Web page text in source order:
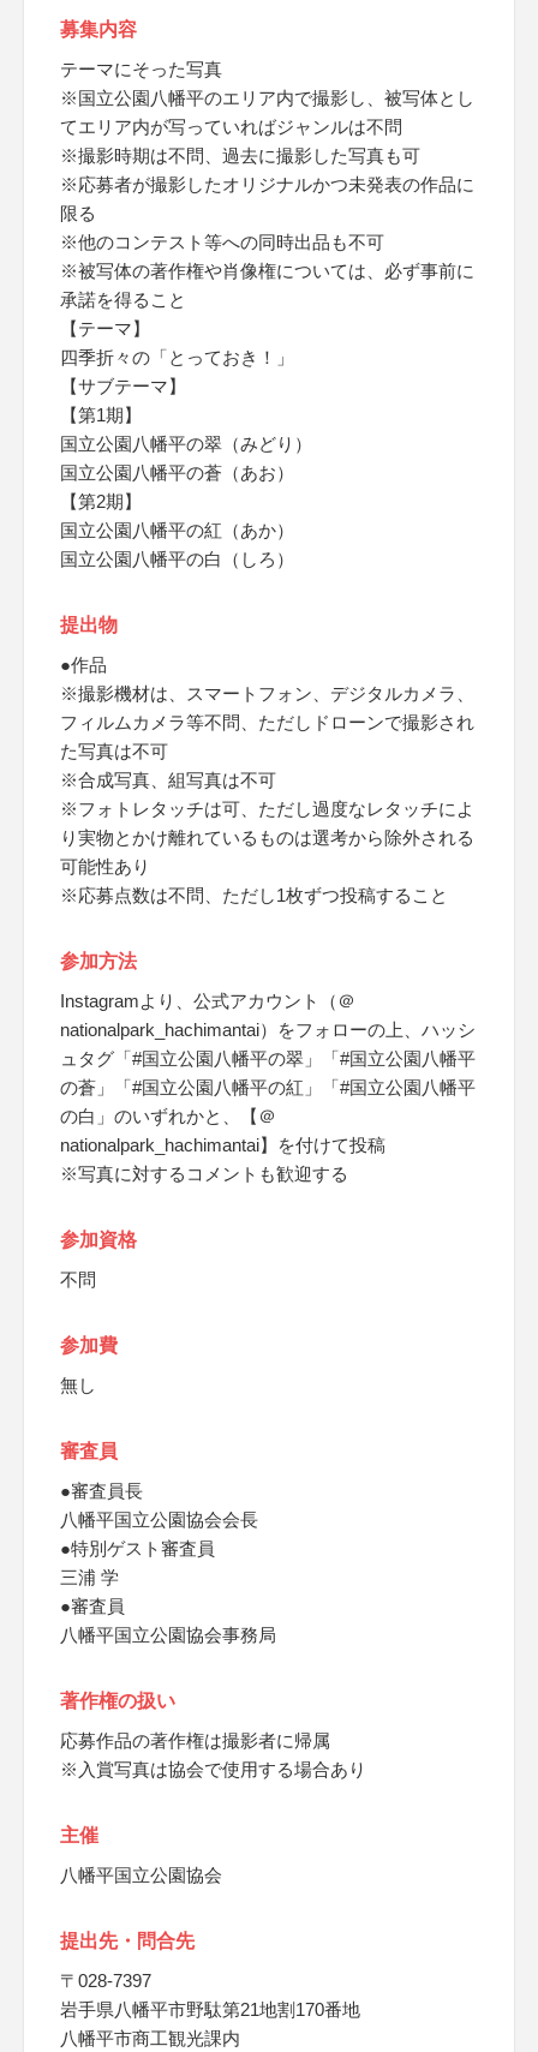
募集内容
テーマにそった写真
※国立公園八幡平のエリア内で撮影し、被写体とし
てエリア内が写っていればジャンルは不問
※撮影時期は不問、過去に撮影した写真も可
※応募者が撮影したオリジナルかつ未発表の作品に
限る
※他のコンテスト等への同時出品も不可
※被写体の著作権や肖像権については、必ず事前に
承諾を得ること
【テーマ】
四季折々の「とっておき！」
【サブテーマ】
【第1期】
国立公園八幡平の翠（みどり）
国立公園八幡平の蒼（あお）
【第2期】
国立公園八幡平の紅（あか）
国立公園八幡平の白（しろ）
提出物
●作品
※撮影機材は、スマートフォン、デジタルカメラ、
フィルムカメラ等不問、ただしドローンで撮影され
た写真は不可
※合成写真、組写真は不可
※フォトレタッチは可、ただし過度なレタッチによ
り実物とかけ離れているものは選考から除外される
可能性あり
※応募点数は不問、ただし1枚ずつ投稿すること
参加方法
Instagramより、公式アカウント（＠
nationalpark_hachimantai）をフォローの上、ハッシ
ュタグ「#国立公園八幡平の翠」「#国立公園八幡平
の蒼」「#国立公園八幡平の紅」「#国立公園八幡平
の白」のいずれかと、【＠
nationalpark_hachimantai】を付けて投稿
※写真に対するコメントも歓迎する
参加資格
不問
参加費
無し
審査員
●審査員長
八幡平国立公園協会会長
●特別ゲスト審査員
三浦 学
●審査員
八幡平国立公園協会事務局
著作権の扱い
応募作品の著作権は撮影者に帰属
※入賞写真は協会で使用する場合あり
主催
八幡平国立公園協会
提出先・問合先
〒028-7397
岩手県八幡平市野駄第21地割170番地
八幡平市商工観光課内